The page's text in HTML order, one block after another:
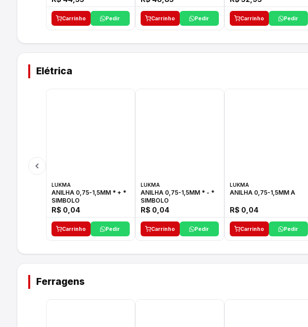
Carrinho Pedir Carrinho Pedir Carrinho Pedir
Elétrica
LUKMA
ANILHA 0,75-1,5MM * + *
SIMBOLO
R$ 0,04
Carrinho Pedir
LUKMA
ANILHA 0,75-1,5MM * - *
SIMBOLO
R$ 0,04
Carrinho Pedir
LUKMA
ANILHA 0,75-1,5MM A
R$ 0,04
Carrinho Pedir
Ferragens